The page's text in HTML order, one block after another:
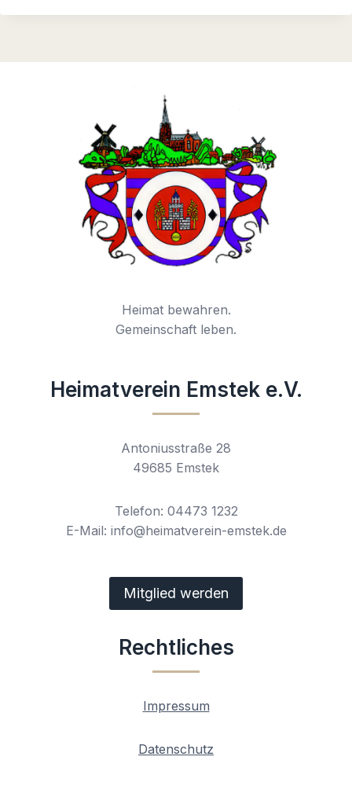
Heimat bewahren.
Gemeinschaft leben.
Heimatverein Emstek e.V.
Antoniusstraße 28
49685 Emstek
Telefon: 04473 1232
E-Mail: info@heimatverein-emstek.de
Mitglied werden
Rechtliches
Impressum
Datenschutz